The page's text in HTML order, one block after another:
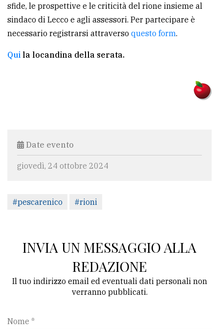
Privacy
policy
sfide, le prospettive e le criticità del rione insieme al
sindaco di Lecco e agli assessori. Per partecipare è
necessario registrarsi attraverso questo form.
Qui la locandina della serata.
Date evento
giovedì, 24 ottobre 2024
#pescarenico #rioni
INVIA UN MESSAGGIO ALLA
REDAZIONE
Il tuo indirizzo email ed eventuali dati personali non
verranno pubblicati.
Nome *